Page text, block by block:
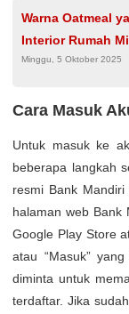
Warna Oatmeal
Interior Rumah
Minggu, 5 Oktober 2025
Cara Masuk
Untuk masuk ke
beberapa langkah
resmi Bank
halaman web Bank
Google Play Store
atau “Masuk”
diminta untuk
terdaftar. Jika